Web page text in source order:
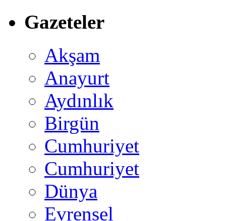
Gazeteler
Akşam
Anayurt
Aydınlık
Birgün
Cumhuriyet
Cumhuriyet
Dünya
Evrensel